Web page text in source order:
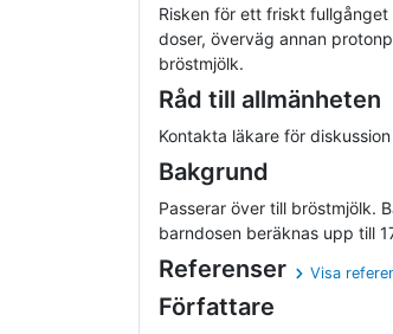
Risken för ett friskt
doser, överväg annan
bröstmjölk.
Råd till allmänheten
Kontakta läkare för
Bakgrund
Passerar över till bröstmjölk.
barndosen beräknas upp till
Referenser Visa
Författare